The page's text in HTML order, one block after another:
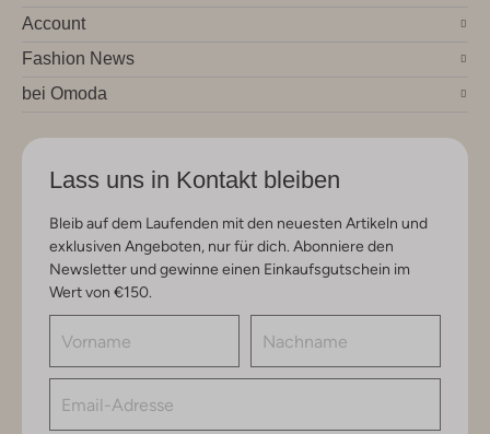
Account
Fashion News
bei Omoda
Lass uns in Kontakt bleiben
Bleib auf dem Laufenden mit den neuesten Artikeln und
exklusiven Angeboten, nur für dich. Abonniere den
Newsletter und gewinne einen Einkaufsgutschein im
Wert von €150.